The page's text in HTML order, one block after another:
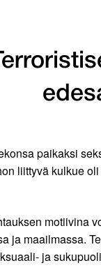
paikaksi
liittyvä kulkue
motiivina
ja maailmassa.
ja